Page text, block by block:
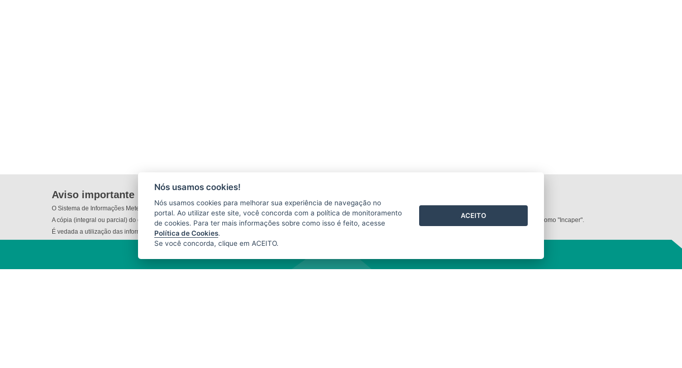
Aviso importante
O Sistema de Informações Meteorológicas do Incaper (SIM) não se responsabiliza pelo uso indevido das informações e/ou dos produtos disponibilizados neste
A cópia (integral ou parcial) do conteúdo disponibilizado neste website depende da expressa autorização do SIM. A fonte das informações e dados deve ser mencionada sempre como "Incaper".
É vedada a utilização das informações e/ou dos produtos disponibilizados neste
Nós usamos cookies!
Nós usamos cookies para melhorar sua experiência de navegação no
portal. Ao utilizar este site, você concorda com a política de monitoramento
de cookies. Para ter mais informações sobre como isso é feito, acesse
Política de Cookies.
Se você concorda, clique em ACEITO.
ACEITO